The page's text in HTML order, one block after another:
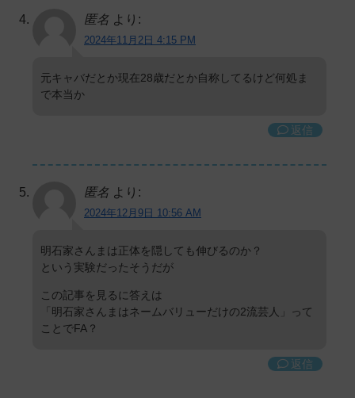
匿名 より:
2024年11月2日 4:15 PM
元キャバだとか現在28歳だとか自称してるけど何処ま
で本当か
返信
匿名 より:
2024年12月9日 10:56 AM
明石家さんまは正体を隠しても伸びるのか？
という実験だったそうだが
この記事を見るに答えは
「明石家さんまはネームバリューだけの2流芸人」って
ことでFA？
返信